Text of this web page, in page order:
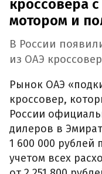
кроссовера
мотором и
В России
из ОАЭ
Рынок ОАЭ
кроссовер,
России
дилеров в
1 600 000 рублей
учетом всех